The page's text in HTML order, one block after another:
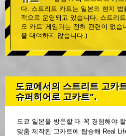
다. 스트리트 카트는 일본의 현지
적으로 운영되고 있습니다. 스트리
오 카트' 게임과는 전혀 관련이 없습
을 대여하지 않습니다.)
도쿄에서의 스트리트 고카
슈퍼히어로 고카트".
도쿄 일본을 방문할 때 꼭 경험해야
맞춤 제작된 고카트에 탑승해 Real